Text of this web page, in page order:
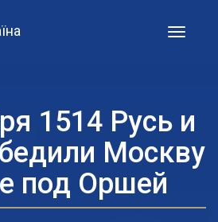
Toggle
1514 Русь и
Москву
под Оршей